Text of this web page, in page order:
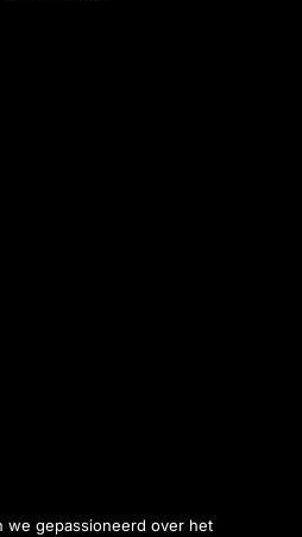
we gepassioneerd over het